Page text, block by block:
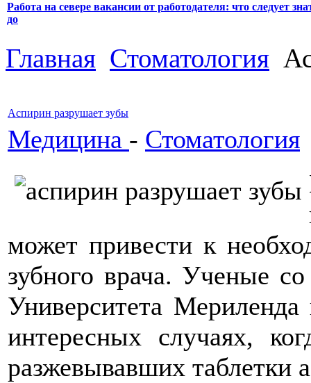
Работа на севере вакансии от работодателя: что следует
до
Главная Стоматология
Аспирин разрушает зубы
Медицина - Стоматология
может привести к
зубного врача. Ученые со
Университета
интересных случаях,
разжевывавших таблетки